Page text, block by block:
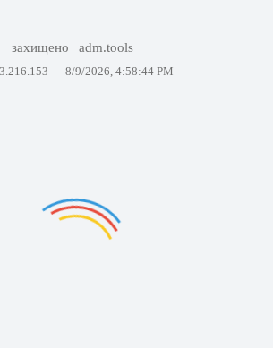
захищено adm.tools
— 8/9/2026, 4:58:44 PM